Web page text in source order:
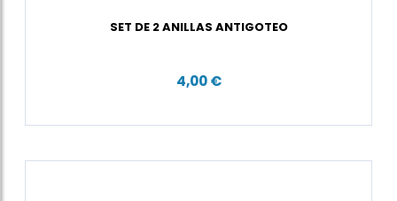
SET DE 2 ANILLAS ANTIGOTEO
4,00 €